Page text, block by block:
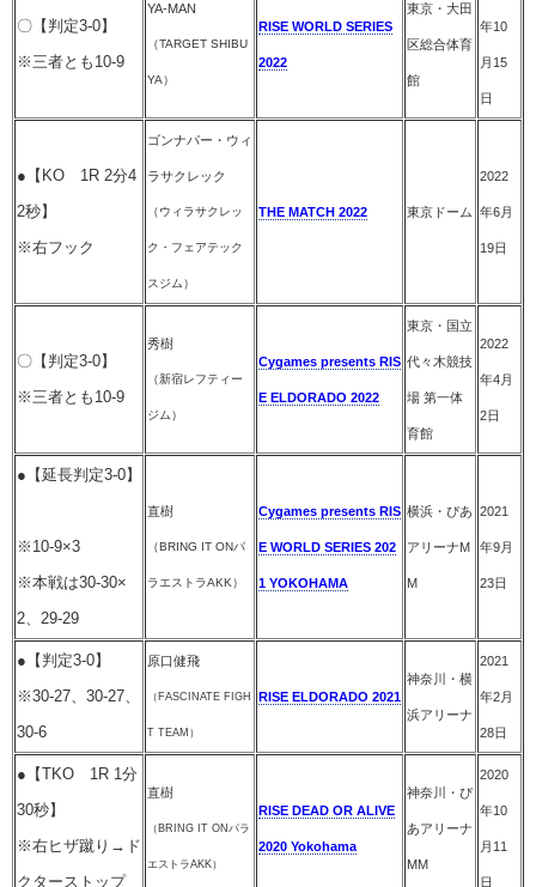
〇【判定3-0】
※三者とも10-9
YA-MAN
（TARGET SHIBU
YA）
RISE WORLD SERIES
2022
東京・大田
区総合体育
館
年10
月15
日
●【KO 1R 2分4
2秒】
※右フック
ゴンナパー・ウィ
ラサクレック
（ウィラサクレッ
ク・フェアテック
スジム）
THE MATCH 2022 東京ドーム
2022
年6月
19日
〇【判定3-0】
※三者とも10-9
秀樹
（新宿レフティー
ジム）
Cygames presents RIS
E ELDORADO 2022
東京・国立
代々木競技
場 第一体
育館
2022
年4月
2日
●【延長判定3-0】
※10-9×3
※本戦は30-30×
2、29-29
直樹
（BRING IT ONパ
ラエストラAKK）
Cygames presents RIS
E WORLD SERIES 202
1 YOKOHAMA
横浜・ぴあ
アリーナM
M
2021
年9月
23日
●【判定3-0】
※30-27、30-27、
30-6
原口健飛
（FASCINATE FIGH
T TEAM）
RISE ELDORADO 2021
神奈川・横
浜アリーナ
2021
年2月
28日
●【TKO 1R 1分
30秒】
※右ヒザ蹴り→ド
クターストップ
直樹
（BRING IT ONパラ
エストラAKK）
RISE DEAD OR ALIVE
2020 Yokohama
神奈川・ぴ
あアリーナ
MM
2020
年10
月11
日